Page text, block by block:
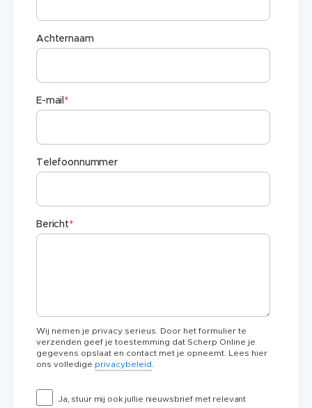
Achternaam
E-mail *
Telefoonnummer
Bericht*
Wij nemen je privacy serieus. Door het formulier te
verzenden geef je toestemming dat Scherp Online je
gegevens opslaat en contact met je opneemt. Lees hier
ons volledige privacybeleid
Ja, stuur mij ook jullie nieuwsbrief met relevant